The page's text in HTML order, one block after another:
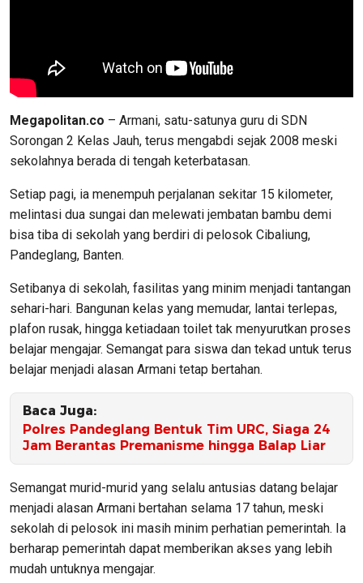
Megapolitan.co – Armani, satu-satunya guru di SDN
Sorongan 2 Kelas Jauh, terus mengabdi sejak 2008 meski
sekolahnya berada di tengah keterbatasan.
Setiap pagi, ia menempuh perjalanan sekitar 15 kilometer,
melintasi dua sungai dan melewati jembatan bambu demi
bisa tiba di sekolah yang berdiri di pelosok Cibaliung,
Pandeglang, Banten.
Setibanya di sekolah, fasilitas yang minim menjadi tantangan
sehari-hari. Bangunan kelas yang memudar, lantai terlepas,
plafon rusak, hingga ketiadaan toilet tak menyurutkan proses
belajar mengajar. Semangat para siswa dan tekad untuk terus
belajar menjadi alasan Armani tetap bertahan.
Baca Juga:
Polres Pandeglang Bentuk Tim URC, Siaga 24
Jam Berantas Premanisme hingga Balap Liar
Semangat murid-murid yang selalu antusias datang belajar
menjadi alasan Armani bertahan selama 17 tahun, meski
sekolah di pelosok ini masih minim perhatian pemerintah. Ia
berharap pemerintah dapat memberikan akses yang lebih
mudah untuknya mengajar.